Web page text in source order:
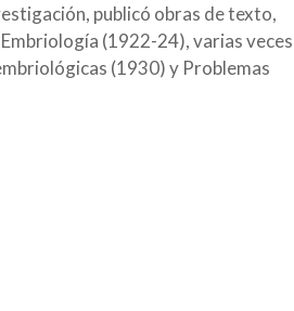
publicó obras de texto,
(1922-24), varias veces
(1930) y Problemas